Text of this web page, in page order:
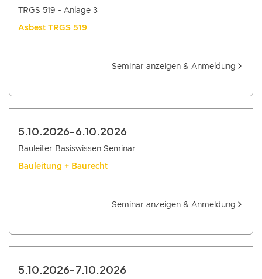
TRGS 519 - Anlage 3
Asbest TRGS 519
Seminar anzeigen & Anmeldung
5.10.2026-6.10.2026
Bauleiter Basiswissen Seminar
Bauleitung + Baurecht
Seminar anzeigen & Anmeldung
5.10.2026-7.10.2026